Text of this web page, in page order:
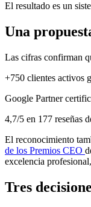
El resultado es un
Una
Las cifras confirman
+750 clientes activos
Google Partner
4,7/5 en 177 reseñas
El reconocimiento
de los Premios CEO
excelencia
Tres